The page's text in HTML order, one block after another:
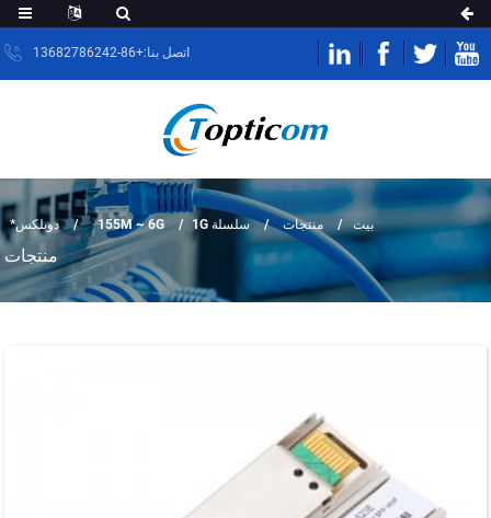
اتصل بنا:+86-13682786242
بيت منتجات سلسلة 155M ~ 6G 1G دوبلكس*
منتجات